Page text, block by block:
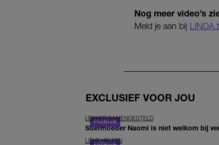
Nog meer video’s
Meld je aan bij
EXCLUSIEF VOOR JOU
LEKKER SAMENGESTELD
Stiefmoeder Naomi is niet welkom bij
LIEVE HELEEN